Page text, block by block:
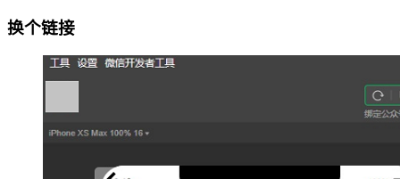
换个链接